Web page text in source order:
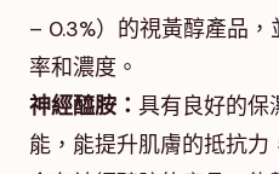
– 0.3%）的視黃醇產品
率和濃度。
神經醯胺： 具有良好的保
能，能提升肌膚的抵抗